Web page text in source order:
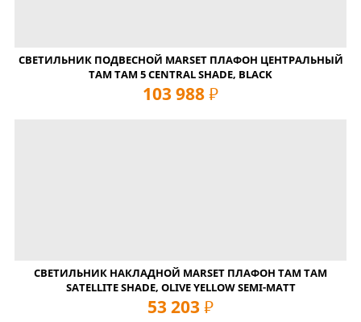
СВЕТИЛЬНИК ПОДВЕСНОЙ MARSET ПЛАФОН ЦЕНТРАЛЬНЫЙ
TAM TAM 5 CENTRAL SHADE, BLACK
103 988 руб
СВЕТИЛЬНИК НАКЛАДНОЙ MARSET ПЛАФОН TAM TAM
SATELLITE SHADE, OLIVE YELLOW SEMI-MATT
53 203 руб